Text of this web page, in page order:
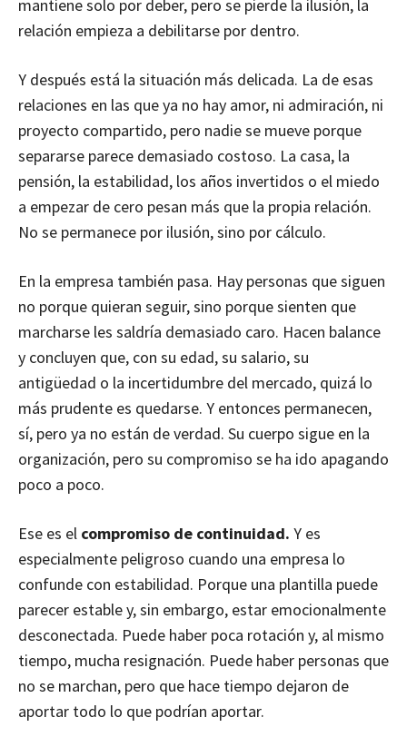
mantiene solo por deber, pero se pierde la ilusión, la
relación empieza a debilitarse por dentro.
Y después está la situación más delicada. La de esas
relaciones en las que ya no hay amor, ni admiración, ni
proyecto compartido, pero nadie se mueve porque
separarse parece demasiado costoso. La casa, la
pensión, la estabilidad, los años invertidos o el miedo
a empezar de cero pesan más que la propia relación.
No se permanece por ilusión, sino por cálculo.
En la empresa también pasa. Hay personas que siguen
no porque quieran seguir, sino porque sienten que
marcharse les saldría demasiado caro. Hacen balance
y concluyen que, con su edad, su salario, su
antigüedad o la incertidumbre del mercado, quizá lo
más prudente es quedarse. Y entonces permanecen,
sí, pero ya no están de verdad. Su cuerpo sigue en la
organización, pero su compromiso se ha ido apagando
poco a poco.
Ese es el compromiso de continuidad. Y es
especialmente peligroso cuando una empresa lo
confunde con estabilidad. Porque una plantilla puede
parecer estable y, sin embargo, estar emocionalmente
desconectada. Puede haber poca rotación y, al mismo
tiempo, mucha resignación. Puede haber personas que
no se marchan, pero que hace tiempo dejaron de
aportar todo lo que podrían aportar.